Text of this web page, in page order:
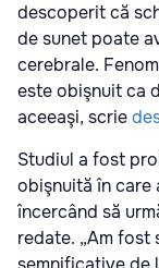
descoperit că
de sunet poate
cerebrale.
este obişnuit ca
aceeaşi, scrie
Studiul a fost
obişnuită în care
încercând să
redate. „Am fost